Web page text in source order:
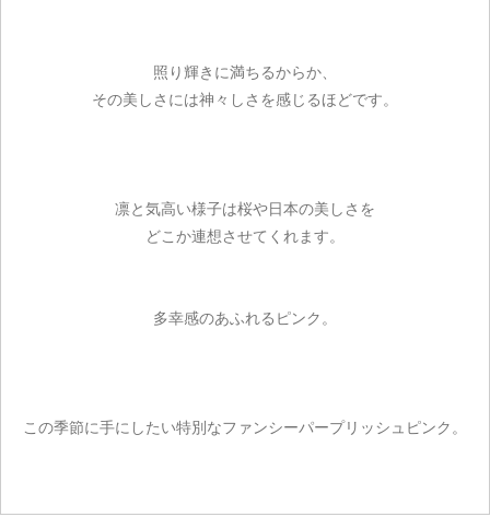
照り輝きに満ちるからか、
その美しさには神々しさを感じるほどです。
凛と気高い様子は桜や日本の美しさを
どこか連想させてくれます。
多幸感のあふれるピンク。
この季節に手にしたい特別なファンシーパープリッシュピンク。